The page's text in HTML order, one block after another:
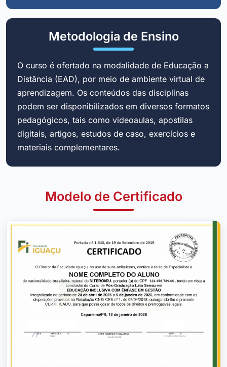
Metodologia de Ensino
O curso é ofertado na modalidade de Educação a
Distância (EAD), por meio de ambiente virtual de
aprendizagem. Os conteúdos das disciplinas
podem ser disponibilizados em diversos formatos
pedagógicos, tais como videoaulas, apostilas
digitais, artigos, estudos de caso, exercícios e
materiais complementares.
Modelo de Certificado